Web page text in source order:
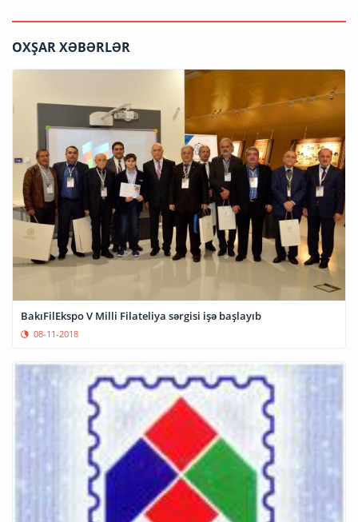
OXŞAR XƏBƏRLƏR
BakıFilEkspo V Milli Filateliya sərgisi işə başlayıb
08-11-2018